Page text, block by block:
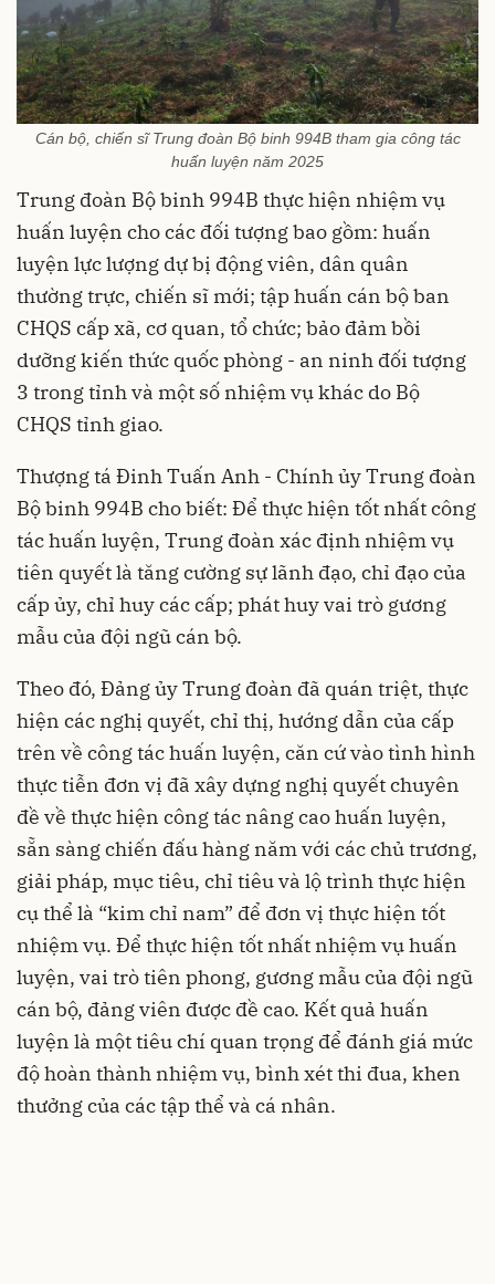
Cán bộ, chiến sĩ Trung đoàn Bộ binh 994B tham gia công tác
huấn luyện năm 2025
Trung đoàn Bộ binh 994B thực hiện nhiệm vụ
huấn luyện cho các đối tượng bao gồm: huấn
luyện lực lượng dự bị động viên, dân quân
thường trực, chiến sĩ mới; tập huấn cán bộ ban
CHQS cấp xã, cơ quan, tổ chức; bảo đảm bồi
dưỡng kiến thức quốc phòng - an ninh đối tượng
3 trong tỉnh và một số nhiệm vụ khác do Bộ
CHQS tỉnh giao.
Thượng tá Đinh Tuấn Anh - Chính ủy Trung đoàn
Bộ binh 994B cho biết: Để thực hiện tốt nhất công
tác huấn luyện, Trung đoàn xác định nhiệm vụ
tiên quyết là tăng cường sự lãnh đạo, chỉ đạo của
cấp ủy, chỉ huy các cấp; phát huy vai trò gương
mẫu của đội ngũ cán bộ.
Theo đó, Đảng ủy Trung đoàn đã quán triệt, thực
hiện các nghị quyết, chỉ thị, hướng dẫn của cấp
trên về công tác huấn luyện, căn cứ vào tình hình
thực tiễn đơn vị đã xây dựng nghị quyết chuyên
đề về thực hiện công tác nâng cao huấn luyện,
sẵn sàng chiến đấu hàng năm với các chủ trương,
giải pháp, mục tiêu, chỉ tiêu và lộ trình thực hiện
cụ thể là “kim chỉ nam” để đơn vị thực hiện tốt
nhiệm vụ. Để thực hiện tốt nhất nhiệm vụ huấn
luyện, vai trò tiên phong, gương mẫu của đội ngũ
cán bộ, đảng viên được đề cao. Kết quả huấn
luyện là một tiêu chí quan trọng để đánh giá mức
độ hoàn thành nhiệm vụ, bình xét thi đua, khen
thưởng của các tập thể và cá nhân.